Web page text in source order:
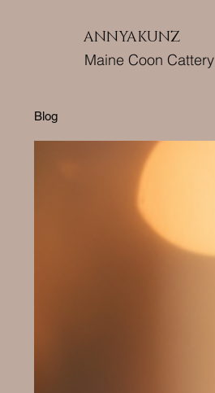
ANNYAKUNZ
Maine Coon Cattery
Blog